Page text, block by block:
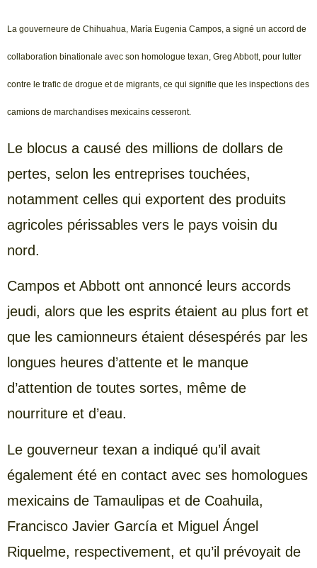
La gouverneure de Chihuahua, María Eugenia Campos, a signé un accord de
collaboration binationale avec son homologue texan, Greg Abbott, pour lutter
contre le trafic de drogue et de migrants, ce qui signifie que les inspections des
camions de marchandises mexicains cesseront.
Le blocus a causé des millions de dollars de
pertes, selon les entreprises touchées,
notamment celles qui exportent des produits
agricoles périssables vers le pays voisin du
nord.
Campos et Abbott ont annoncé leurs accords
jeudi, alors que les esprits étaient au plus fort et
que les camionneurs étaient désespérés par les
longues heures d’attente et le manque
d’attention de toutes sortes, même de
nourriture et d’eau.
Le gouverneur texan a indiqué qu’il avait
également été en contact avec ses homologues
mexicains de Tamaulipas et de Coahuila,
Francisco Javier García et Miguel Ángel
Riquelme, respectivement, et qu’il prévoyait de